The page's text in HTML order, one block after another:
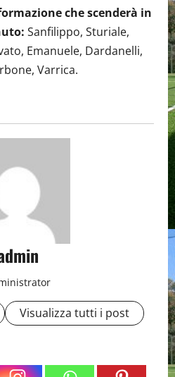
che scenderà in
Sanfilippo, Sturiale,
Emanuele, Dardanelli,
Varrica.
Visualizza tutti i post